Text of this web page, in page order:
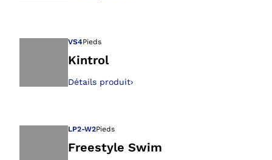
VS4Pieds
Kintrol
Détails produit›
LP2-W2Pieds
Freestyle Swim